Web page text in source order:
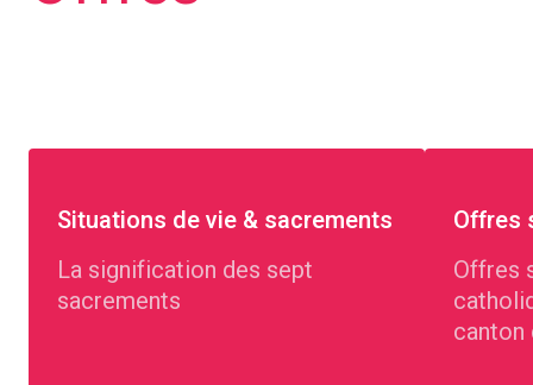
Situations de vie & sacrements
La signification des sept
sacrements
Offres
Offres
canton